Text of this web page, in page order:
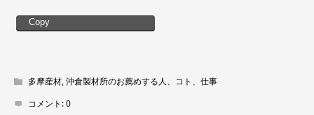
Copy
多摩産材,沖倉製材所のお薦めする人、コト、仕事
コメント:0